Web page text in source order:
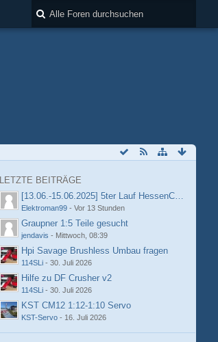
LETZTE BEITRÄGE
[13.06.-15.06.2025] 5ter Lauf HessenCup OR8 /
Elektroman99 - Vor 13 Stunden
Graupner 1:5 Teile gesucht
jendavis - Mittwoch, 08:39
Hpi Savage Brushless Umbau fragen
114SLi - 30. Juli 2026
Hilfe zu DF Crusher v2
114SLi - 30. Juli 2026
KST CM12 1:12-1:10 Servo
KST-Servo - 16. Juli 2026